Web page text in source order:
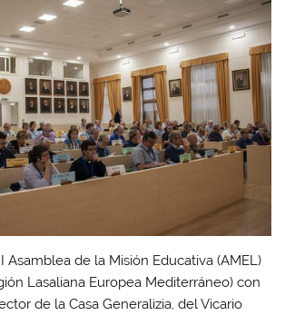
Asamblea de la Misión Educativa (AMEL)
Lasaliana Europea Mediterráneo) con
de la Casa Generalizia, del Vicario